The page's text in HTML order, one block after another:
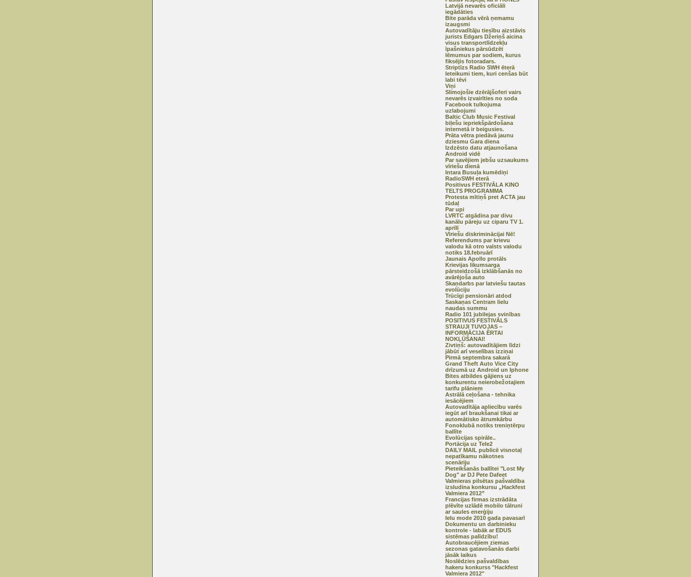
Latvijā nevarēs oficiāli
iegādāties
Bite parāda vērā ņemamu
izaugsmi
Autovadītāju tiesību aizstāvis
jurists Edgars Džeriņš aicina
visus transportlīdzekļu
īpašniekus pārsūdzēt
lēmumus par sodiem, kurus
fiksējis fotoradars.
Striptīzs Radio SWH ēterā
Ieteikumi tiem, kuri cenšas būt
labi tēvi
Viņi
Slimojošie dzērājšoferi vairs
nevarēs izvairīties no soda
Facebook tulkojuma
uzlabojumi
Baltic Club Music Festival
biļešu iepriekšpārdošana
internetā ir beigusies.
Prāta vētra piedāvā jaunu
dziesmu Gara diena
Izdzēsto datu atjaunošana
Android vidē
Par savējiem jebšu uzsaukums
vīriešu dienā
Intara Busuļa kumēdiņi
RadioSWH eterā
Positivus FESTIVĀLA KINO
TELTS PROGRAMMA
Protesta mītiņš pret ACTA jau
tūdaļ
Par upi
LVRTC atgādina par divu
kanālu pāreju uz ciparu TV 1.
aprīlī
Vīriešu diskriminācijai Nē!
Referendums par krievu
valodu kā otro valsts valodu
notiks 18.februārī
Jaunais Apollo protāls
Krievijas likumsarga
pārsteidzošā izklābšanās no
avārējoša auto
Skaņdarbs par latviešu tautas
evolūciju
Trūcīgi pensionāri atdod
Saskaņas Centram lielu
naudas summu
Radio 101 jubilejas svinības
POSITIVUS FESTIVĀLS
STRAUJI TUVOJAS –
INFORMĀCIJA ĒRTAI
NOKĻŪŠANAI!
Zivtiņš: autovadītājiem līdzi
jābūt arī veselības izziņai
Pirmā septembra sakarā
Grand Theft Auto Vice City
drīzumā uz Android un Iphone
Bites atbildes gājiens uz
konkurentu neierobežotajiem
tarifu plāniem
Astrālā ceļošana - tehnika
iesācējiem
Autovadītāja apliecību varēs
iegūt arī braukšanai tikai ar
automātisko ātrumkārbu
Fonoklubā notiks treniņtērpu
ballīte
Evolūcijas spirāle..
Portācija uz Tele2
DAILY MAIL publicē visnotaļ
nepatīkamu nākotnes
scenāriju
Pieteikšanās ballītei "Lost My
Dog" ar DJ Pete Dafeet
Valmieras pilsētas pašvaldība
izsludina konkursu „Hackfest
Valmiera 2012”
Francijas firmas izstrādāta
plēvīte uzlādē mobilo tālruni
ar saules enerģiju
Ielu mode 2010 gada pavasarī
Dokumentu un darbinieku
kontrole - labāk ar EDUS
sistēmas palīdzību!
Autobraucējiem ziemas
sezonas gatavošanās darbi
jāsāk laikus
Noslēdzies pašvaldības
hakeru konkurss "Hackfest
Valmiera 2012"